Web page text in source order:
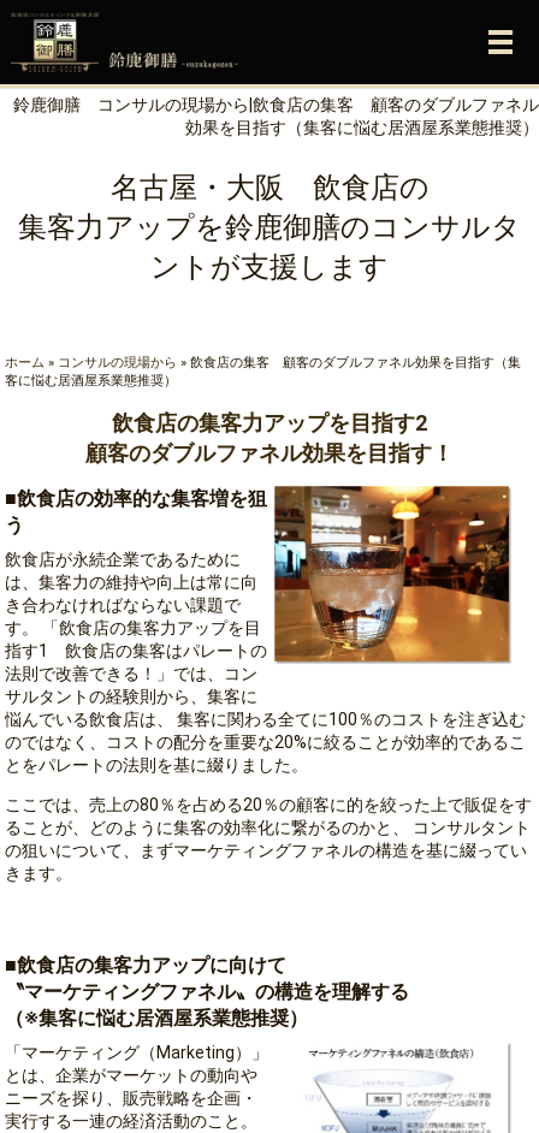
メ
鈴鹿御膳 コンサルの現場から|飲食店の集客 顧客のダブルファネル
効果を目指す（集客に悩む居酒屋系業態推奨）
名古屋・大阪 飲食店の
集客力アップを鈴鹿御膳のコンサルタ
ントが支援します
ホーム » コンサルの現場から »飲食店の集客 顧客のダブルファネル効果を目指す（集
客に悩む居酒屋系業態推奨）
飲食店の集客力アップを目指す2
顧客のダブルファネル効果を目指す！
■飲食店の効率的な集客増を狙
う
飲食店が永続企業であるために
は、集客力の維持や向上は常に向
き合わなければならない課題で
す。 「飲食店の集客力アップを目
指す1 飲食店の集客はパレートの
法則で改善できる！」では、コン
サルタントの経験則から、集客に
悩んでいる飲食店は、 集客に関わる全てに100％のコストを注ぎ込む
のではなく、コストの配分を重要な20%に絞ることが効率的であるこ
とをパレートの法則を基に綴りました。
ここでは、売上の80％を占める20％の顧客に的を絞った上で販促をす
ることが、どのように集客の効率化に繋がるのかと、 コンサルタント
の狙いについて、まずマーケティングファネルの構造を基に綴ってい
きます。
■飲食店の集客力アップに向けて
〝マーケティングファネル〟の構造を理解する
（※集客に悩む居酒屋系業態推奨）
「マーケティング（Marketing）」
とは、企業がマーケットの動向や
ニーズを探り、販売戦略を企画・
実行する一連の経済活動のこと。